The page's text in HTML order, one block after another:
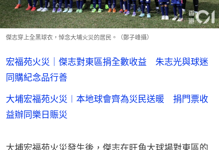
傑志穿上全黑球衣，悼念大埔火災的居民。（鄭子峰攝）
宏福苑火災｜傑志對東區捐全數收益 朱志光與球迷
同購紀念品行善
大埔宏福苑火災︱本地球會齊為災民送暖 捐門票收
益辦同樂日賑災
大埔宏福苑火災發生後，傑志在旺角大球場對東區的